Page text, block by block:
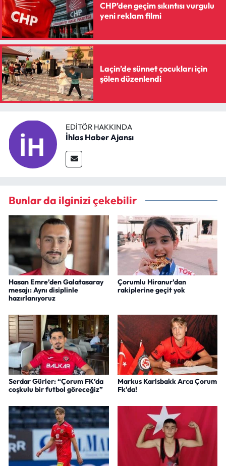
CHP’den geçim sıkıntısı vurgulu
yeni reklam filmi
Laçin’de sünnet çocukları için
şölen düzenlendi
EDITÖR HAKKINDA
İhlas Haber Ajansı
Bunlar da ilginizi çekebilir
Hasan Emre’den Galatasaray
mesajı: Aynı disiplinle
hazırlanıyoruz
Çorumlu Hiranur’dan
rakiplerine geçit yok
Serdar Gürler: “Çorum FK’da
coşkulu bir futbol göreceğiz”
Markus Karlsbakk Arca Çorum
Fk'da!